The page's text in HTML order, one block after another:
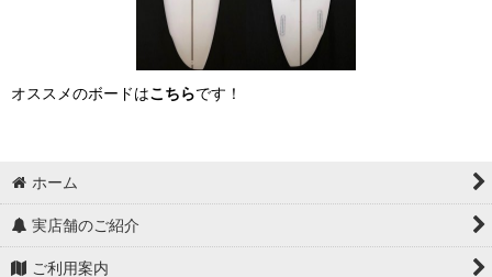
オススメのボードはこちらです！
ホーム
実店舗のご紹介
ご利用案内